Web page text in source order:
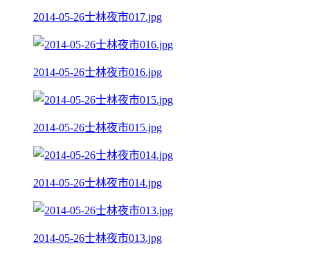
2014-05-26士林夜市017.jpg
2014-05-26士林夜市016.jpg
2014-05-26士林夜市015.jpg
2014-05-26士林夜市014.jpg
2014-05-26士林夜市013.jpg